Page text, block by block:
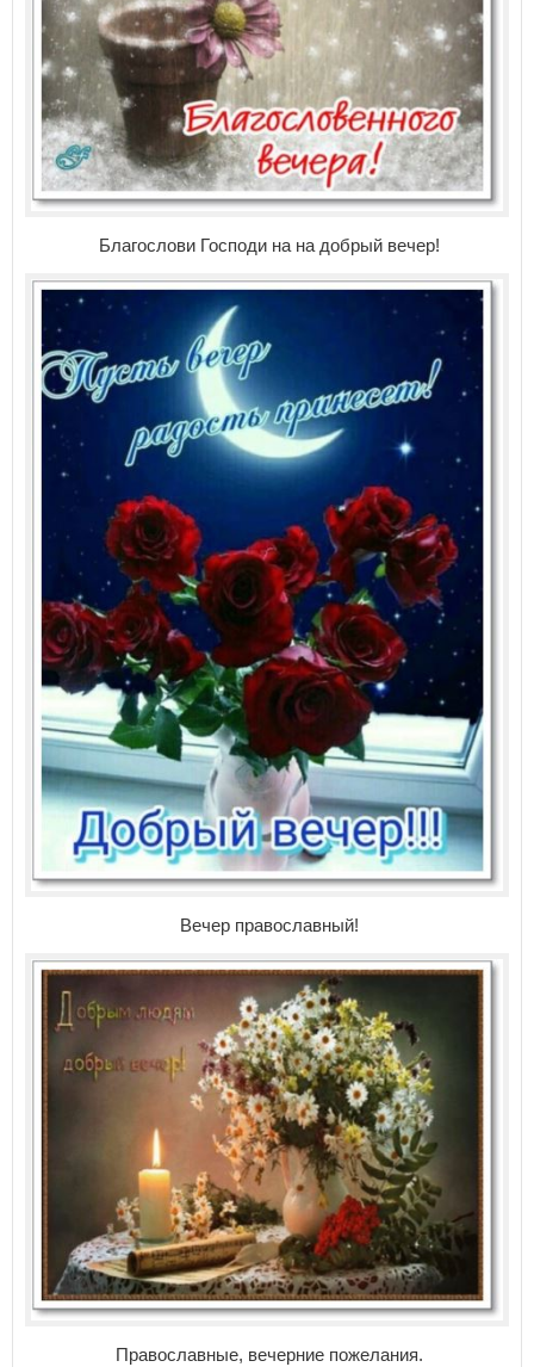
Благослови Господи на на добрый вечер!
Вечер православный!
Православные, вечерние пожелания.